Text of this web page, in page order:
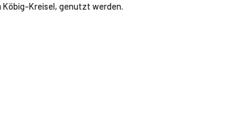
Köbig-Kreisel, genutzt werden.